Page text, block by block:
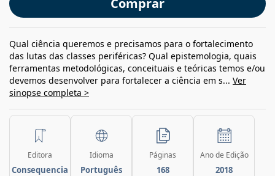
Comprar
Qual ciência queremos e precisamos para o fortalecimento
das lutas das classes periféricas? Qual epistemologia, quais
ferramentas metodológicas, conceituais e teóricas temos e/ou
devemos desenvolver para fortalecer a ciência em s... Ver
sinopse completa >
Editora
Consequencia
Idioma
Português
Páginas
168
Ano de Edição
2018